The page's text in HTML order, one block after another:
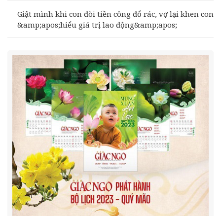
Giật mình khi con đòi tiền công đổ rác, vợ lại khen con
&amp;apos;hiểu giá trị lao động&amp;apos;